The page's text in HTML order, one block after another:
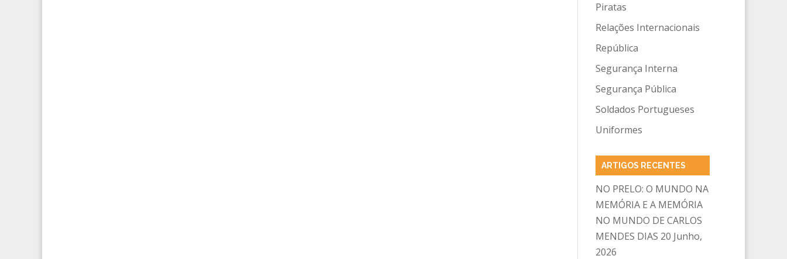
Piratas
Relações Internacionais
República
Segurança Interna
Segurança Pública
Soldados Portugueses
Uniformes
ARTIGOS RECENTES
NO PRELO: O MUNDO NA
MEMÓRIA E A MEMÓRIA
NO MUNDO DE CARLOS
MENDES DIAS 20 Junho,
2026